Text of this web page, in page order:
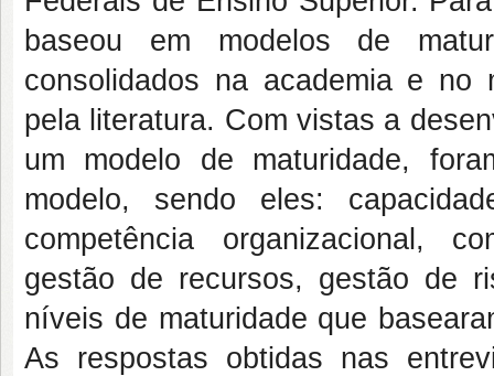
baseou em modelos de
consolidados na academia e no
pela literatura. Com vistas a
um modelo de maturidade,
modelo, sendo eles:
competência organizacional,
gestão de recursos, gestão de
níveis de maturidade que
As respostas obtidas nas